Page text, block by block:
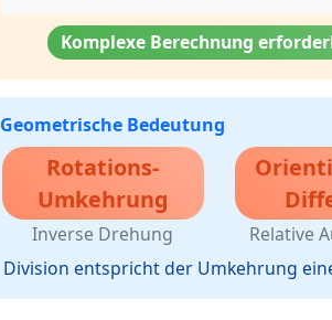
Komplexe Berechnung
Geometrische Bedeutung
Rotations-
Umkehrung
Inverse Drehung Relative
Division entspricht der Umkehrung